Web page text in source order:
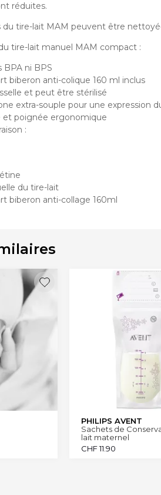
réduites.
du tire-lait MAM peuvent être
tire-lait manuel MAM compact :
BPA ni BPS
biberon anti-colique 160 ml inclus
et peut être stérilisé
extra-souple pour une expression
poignée ergonomique
:
du tire-lait
biberon anti-collage 160ml
PHILIPS AVENT
Sachets de
lait maternel
CHF11.90